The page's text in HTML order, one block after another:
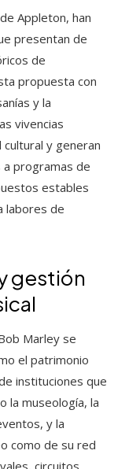
Appleton, han
presentan de
de
propuesta con
y la
vivencias
y generan
programas de
estables
labores de
gestión
Marley se
el patrimonio
instituciones que
la museología, la
y la
como de su red